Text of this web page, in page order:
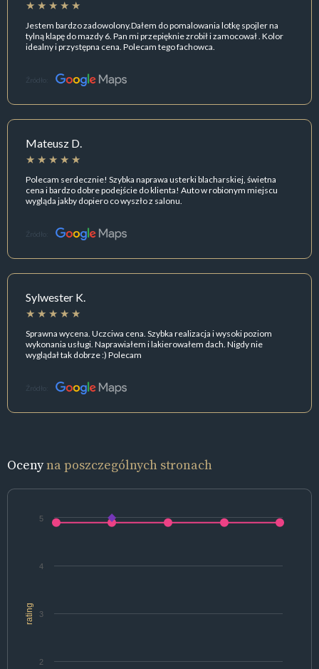
Jestem bardzo zadowolony.Dałem do pomalowania lotkę spojler na
tylną klapę do mazdy 6. Pan mi przepięknie zrobił i zamocował . Kolor
idealny i przystępna cena. Polecam tego fachowca.
Źródło:
Mateusz D.
Polecam serdecznie! Szybka naprawa usterki blacharskiej, świetna
cena i bardzo dobre podejście do klienta! Auto w robionym miejscu
wygląda jakby dopiero co wyszło z salonu.
Źródło:
Sylwester K.
Sprawna wycena. Uczciwa cena. Szybka realizacja i wysoki poziom
wykonania usługi. Naprawiałem i lakierowałem dach. Nigdy nie
wyglądał tak dobrze :) Polecam
Źródło:
Ocenyna poszczególnych stronach
rating
2
3
4
5